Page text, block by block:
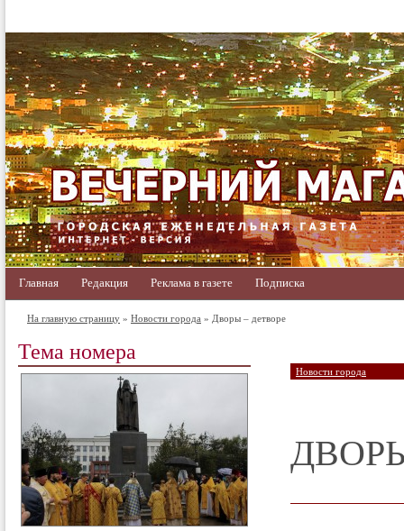
Главная Редакция Реклама в газете Подписка
На главную страницу » Новости города » Дворы – детворе
Тема номера
Новости города